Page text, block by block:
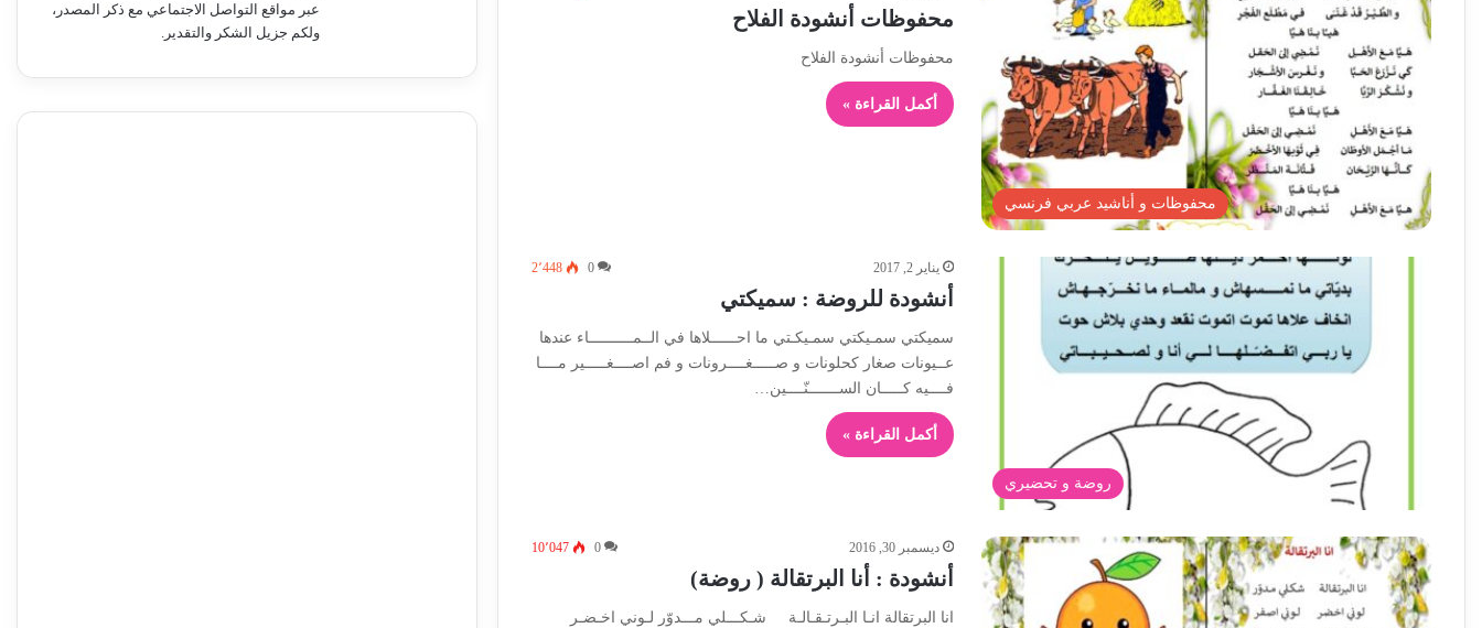
محفوظات و أناشيد عربي فرنسي
محفوظات أنشودة الفلاح
محفوظات أنشودة الفلاح
أكمل القراءة »
روضة و تحضيري
يناير 2, 2017 0 2٬448
أنشودة للروضة : سميكتي
سميكتي سمـيكتي سمـيكـتي ما احــــــلاها في الــمــــــــــاء عندها
عــيونات صغار كحلونات و صـــــغــــرونات و فم اصــــغـــــير مــــا
فــــيه كـــــان الســـــــنّــــين…
أكمل القراءة »
ديسمبر 30, 2016 0 10٬047
أنشودة : أنا البرتقالة ( روضة)
انا البرتقالة انـا البـرتـقـالـة شـكـــلي مـــدوّر لـوني اخـضـر
عبر مواقع التواصل الاجتماعي مع ذكر المصدر،
ولكم جزيل الشكر والتقدير.